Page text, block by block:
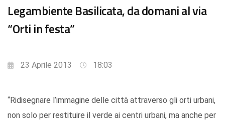
Legambiente Basilicata, da domani al via
“Orti in festa”
23 Aprile 2013 18:03
“Ridisegnare l’immagine delle città attraverso gli orti urbani,
non solo per restituire il verde ai centri urbani, ma anche per